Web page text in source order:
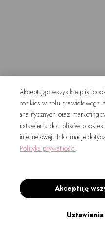
Akceptując wszystkie pliki
cookies w celu prawidłowego
analitycznych oraz
ustawienia dot. plików
internetowej. Informacje
Polityka prywatności.
Akceptuję